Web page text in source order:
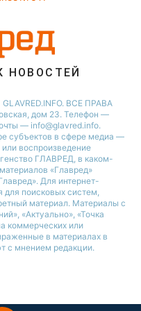
НОВОСТЕЙ
ВСЕ ПРАВА
дом 23. Телефон —
— info@glavred.info.
cубъектов в сфере медиа —
воспроизведение
ГЛАВРЕД, в каком-
«Главред»
Для интернет-
для поисковых систем,
материал. Материалы с
«Актуально», «Точка
коммерческих или
в материалах в
с мнением редакции.